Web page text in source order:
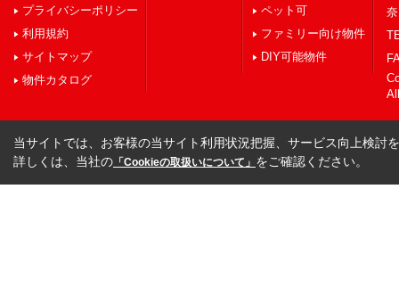
プライバシーポリシー
利用規約
サイトマップ
物件カタログ
ペット可
ファミリー向け物件
DIY可能物件
当サイトでは、お客様の当サイト利用状況把握、サービス向上検討
詳しくは、当社の 「Cookieの取扱いについて」 をご確認ください。